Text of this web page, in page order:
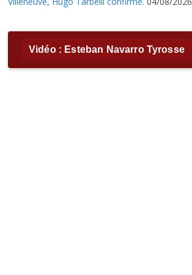
Vidéo : Esteban Navarro Tyrosse